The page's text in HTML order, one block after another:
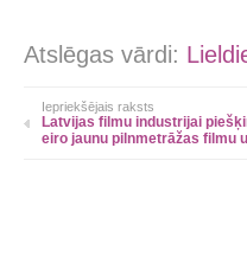
Atslēgas vārdi:
Iepriekšējais raksts
Latvijas filmu industrijai
eiro jaunu pilnmetrāžas filmu